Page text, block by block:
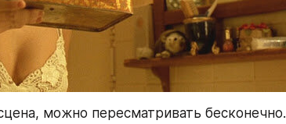
можно пересматривать бесконечно.